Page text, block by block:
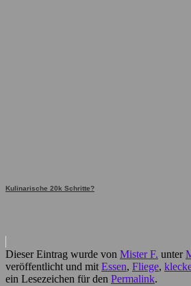
Kulinarische 20k Schritte?
Dieser Eintrag wurde von Mister F. unter
veröffentlicht und mit Essen, Fliege,
ein Lesezeichen für den Permalink.